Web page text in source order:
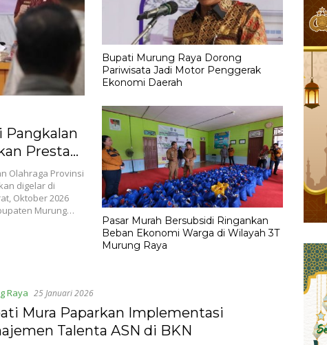
Pangkalan
Prestasi
Olahraga Provinsi
digelar di
Oktober 2026
Murung…
Bupati Murung Raya Dorong
Pariwisata Jadi Motor Penggerak
Ekonomi Daerah
Pasar Murah Bersubsidi Ringankan
Beban Ekonomi Warga di Wilayah 3T
Murung Raya
Raya 25 Januari 2026
Mura Paparkan Implementasi
Talenta ASN di BKN